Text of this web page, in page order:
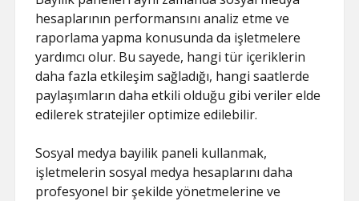
hesaplarının performansını analiz etme ve
raporlama yapma konusunda da işletmelere
yardımcı olur. Bu sayede, hangi tür içeriklerin
daha fazla etkileşim sağladığı, hangi saatlerde
paylaşımların daha etkili olduğu gibi veriler elde
edilerek stratejiler optimize edilebilir.
Sosyal medya bayilik paneli kullanmak,
işletmelerin sosyal medya hesaplarını daha
profesyonel bir şekilde yönetmelerine ve